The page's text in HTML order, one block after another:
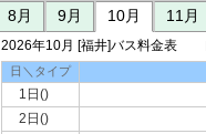
8月 9月 10月 11月
2026年10月 [福井]バス料金表
日＼タイプ
1日()
2日()